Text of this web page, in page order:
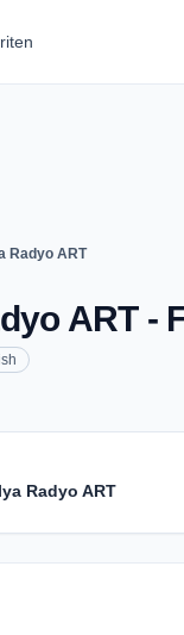
Radyo ART
ART -
Radyo ART